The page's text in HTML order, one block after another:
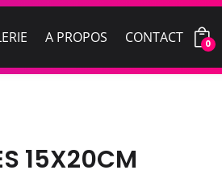
A PROPOS CONTACT 0
15X20CM